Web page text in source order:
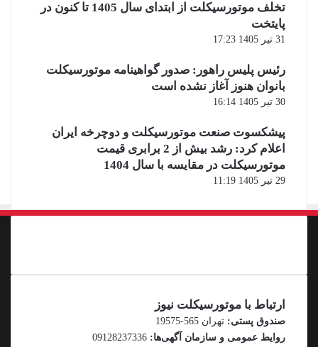
تخلف موتورسیکلت از ابتدای سال 1405 تا کنون در
پایتخت
31 تیر 1405 17:23
رئیس پلیس راهور: صدور گواهینامه موتورسیکلت
بانوان هنوز آغاز نشده است
30 تیر 1405 16:14
پیشکسوت صنعت موتورسیکلت و دوچرخه ایران
اعلام کرد: رشد بیش از 2 برابری قیمت
موتورسیکلت در مقایسه با سال 1404
29 تیر 1405 11:19
ارتباط با موتورسیکلت نیوز
صندوق پستی: تهران 565-19575
روایط عمومی و سازمان آگهی‌ها: